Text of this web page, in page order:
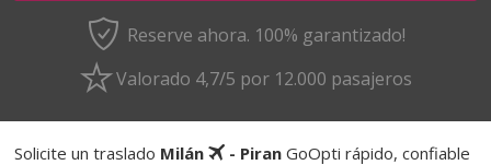
Reserve ahora. 100% garantizado!
Valorado 4,7/5 por 12.000 pasajeros
Solicite un traslado Milán - Piran GoOpti rápido, confiable